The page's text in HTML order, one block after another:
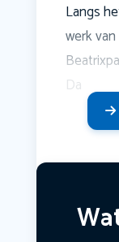
Langs
werk
Da